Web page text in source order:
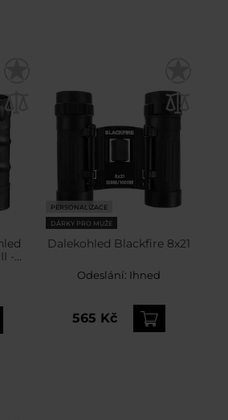
-
PERSONALIZACE
DÁRKY PRO MUŽE
Dalekohled Blackfire 8x21
Odeslání: Ihned
565 Kč